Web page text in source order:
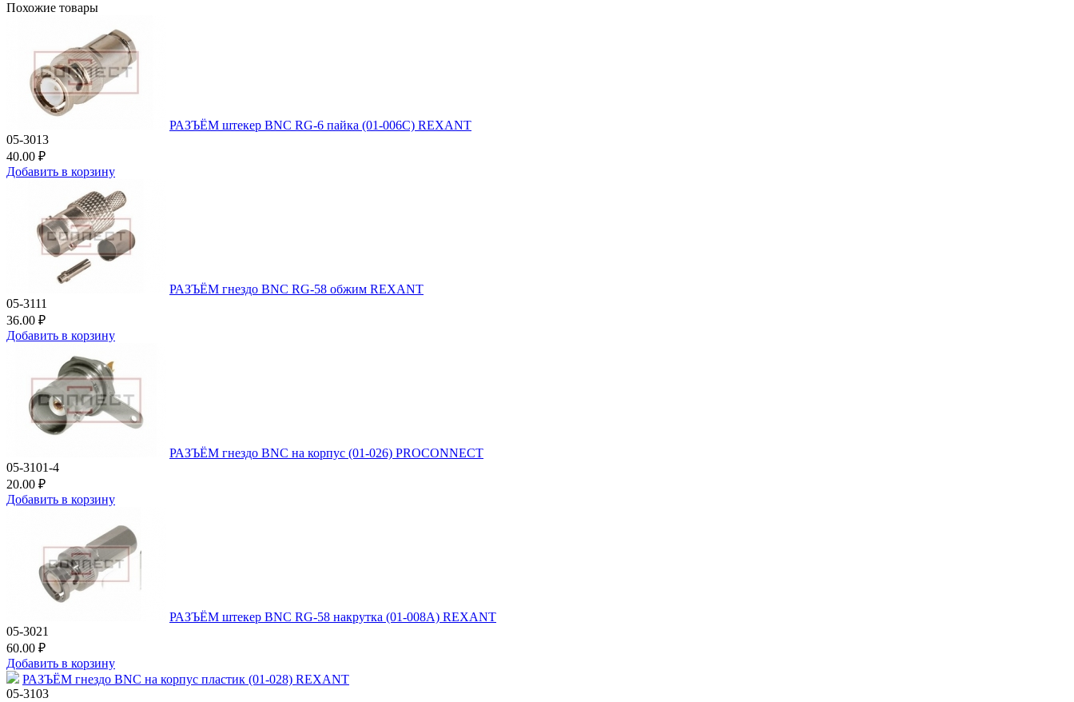
Похожие товары
РАЗЪЁМ штекер BNC RG-6 пайка (01-006С) REXANT
05-3013
40.00 ₽
Добавить в корзину
РАЗЪЁМ гнездо BNC RG-58 обжим REXANT
05-3111
36.00 ₽
Добавить в корзину
РАЗЪЁМ гнездо BNC на корпус (01-026) PROCONNECT
05-3101-4
20.00 ₽
Добавить в корзину
РАЗЪЁМ штекер BNC RG-58 накрутка (01-008A) REXANT
05-3021
60.00 ₽
Добавить в корзину
РАЗЪЁМ гнездо BNC на корпус пластик (01-028) REXANT
05-3103